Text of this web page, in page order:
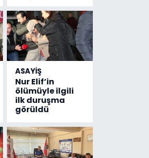
ASAYİŞ
Nur Elif’in
ölümüyle ilgili
ilk duruşma
görüldü